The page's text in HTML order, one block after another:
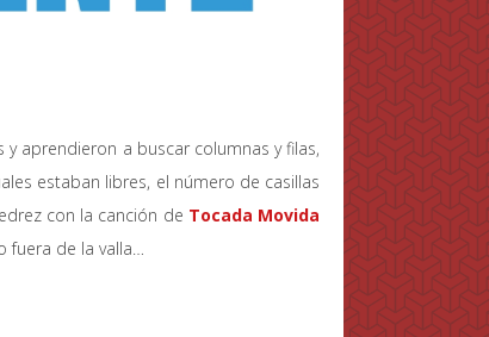
aprendieron a buscar columnas y filas,
estaban libres, el número de casillas
con la canción de Tocada Movida
de la valla…